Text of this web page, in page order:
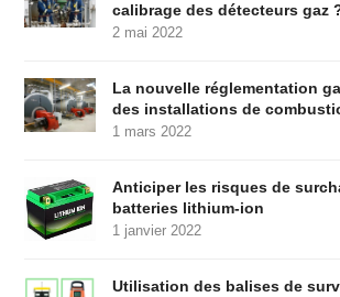
calibrage des détecteurs gaz
2 mai 2022
La nouvelle réglementation
des installations de
1 mars 2022
Anticiper les risques de
batteries lithium-ion
1 janvier 2022
Utilisation des balises de